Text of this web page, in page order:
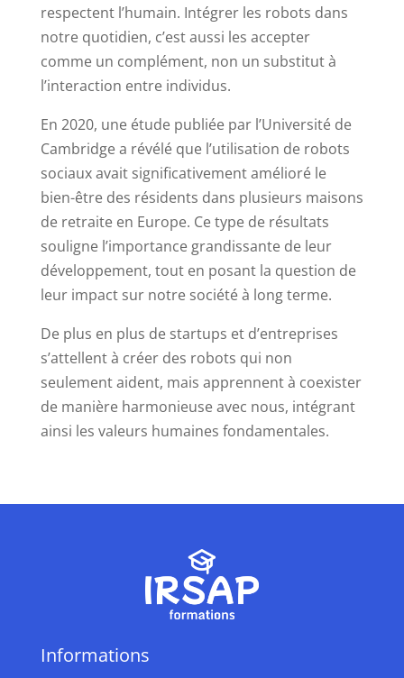
respectent l’humain. Intégrer les robots dans
notre quotidien, c’est aussi les accepter
comme un complément, non un substitut à
l’interaction entre individus.
En 2020, une étude publiée par l’Université de
Cambridge a révélé que l’utilisation de robots
sociaux avait significativement amélioré le
bien-être des résidents dans plusieurs maisons
de retraite en Europe. Ce type de résultats
souligne l’importance grandissante de leur
développement, tout en posant la question de
leur impact sur notre société à long terme.
De plus en plus de startups et d’entreprises
s’attellent à créer des robots qui non
seulement aident, mais apprennent à coexister
de manière harmonieuse avec nous, intégrant
ainsi les valeurs humaines fondamentales.
Informations